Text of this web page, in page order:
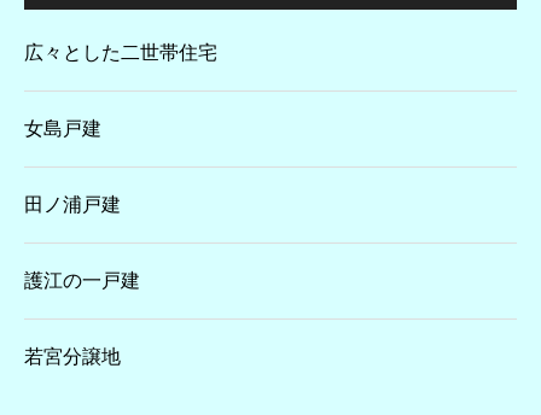
広々とした二世帯住宅
女島戸建
田ノ浦戸建
護江の一戸建
若宮分譲地